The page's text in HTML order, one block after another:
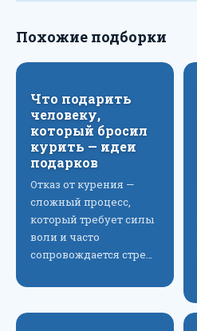
Похожие подборки
Что подарить
человеку,
который бросил
курить — идеи
подарков
Отказ от курения —
сложный процесс,
который требует силы
воли и часто
сопровождается стре…